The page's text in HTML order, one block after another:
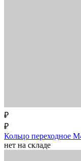
₽
₽
Кольцо переходное
нет на складе